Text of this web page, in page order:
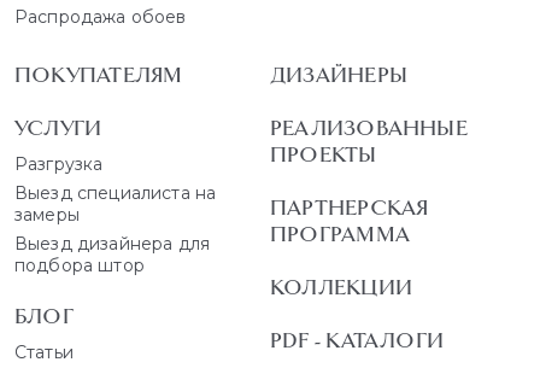
Распродажа обоев
ПОКУПАТЕЛЯМ
УСЛУГИ
Разгрузка
Выезд специалиста на
замеры
Выезд дизайнера для
подбора штор
БЛОГ
Статьи
ДИЗАЙНЕРЫ
РЕАЛИЗОВАННЫЕ
ПРОЕКТЫ
ПАРТНЕРСКАЯ
ПРОГРАММА
КОЛЛЕКЦИИ
PDF - КАТАЛОГИ